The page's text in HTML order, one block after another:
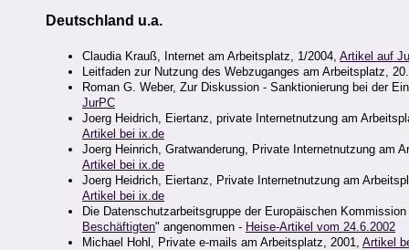
Deutschland u.a.
Claudia Krauß, Internet am Arbeitsplatz, 1/2004, Artikel auf
Leitfaden zur Nutzung des Webzuganges am Arbeitsplatz,
Roman G. Weber, Zur Diskussion - Sanktionierung bei der
JurPC
Joerg Heidrich, Eiertanz, private Internetnutzung am
Artikel bei ix.de
Joerg Heinrich, Gratwanderung, Private Internetnutzung am
Artikel bei ix.de
Joerg Heidrich, Eiertanz, Private Internetnutzung am
Artikel bei ix.de
Die Datenschutzarbeitsgruppe der Europäischen
Beschäftigten" angenommen - Heise-Artikel vom 24.6.2002
Michael Hohl, Private e-mails am Arbeitsplatz, 2001, Artikel